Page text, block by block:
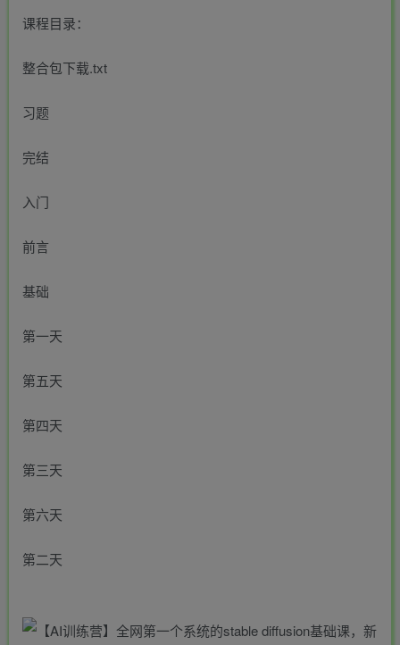
课程目录：
整合包下载.txt
习题
完结
入门
前言
基础
第一天
第五天
第四天
第三天
第六天
第二天